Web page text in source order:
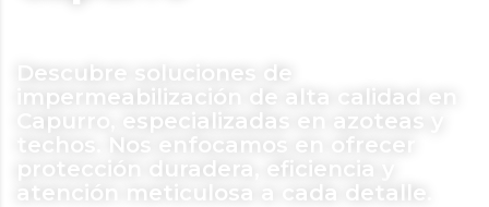
Descubre soluciones de
impermeabilización de alta calidad en
Capurro, especializadas en azoteas y
techos. Nos enfocamos en ofrecer
protección duradera, eficiencia y
atención meticulosa a cada detalle.